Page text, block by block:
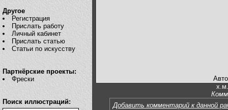
Другое
Регистрация
Прислать работу
Личный кабинет
Прислать статью
Статьи по искусству
Партнёрские проекты:
Фрески
Поиск иллюстраций:
Добавить комментарий к данной